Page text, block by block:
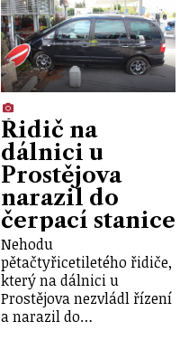
Řidič na
dálnici u
Prostějova
narazil do
čerpací stanice
Nehodu
pětačtyřicetiletého řidiče,
který na dálnici u
Prostějova nezvládl řízení
a narazil do…